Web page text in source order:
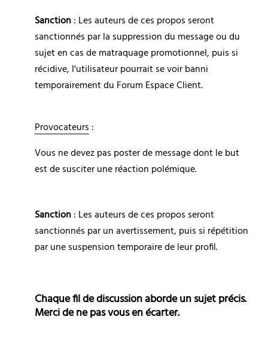
Sanction : Les auteurs de ces propos seront
sanctionnés par la suppression du message ou du
sujet en cas de matraquage promotionnel, puis si
récidive, l'utilisateur pourrait se voir banni
temporairement du Forum Espace Client.
Provocateurs :
Vous ne devez pas poster de message dont le but
est de susciter une réaction polémique.
Sanction : Les auteurs de ces propos seront
sanctionnés par un avertissement, puis si répétition
par une suspension temporaire de leur profil.
Chaque fil de discussion aborde un sujet précis.
Merci de ne pas vous en écarter.